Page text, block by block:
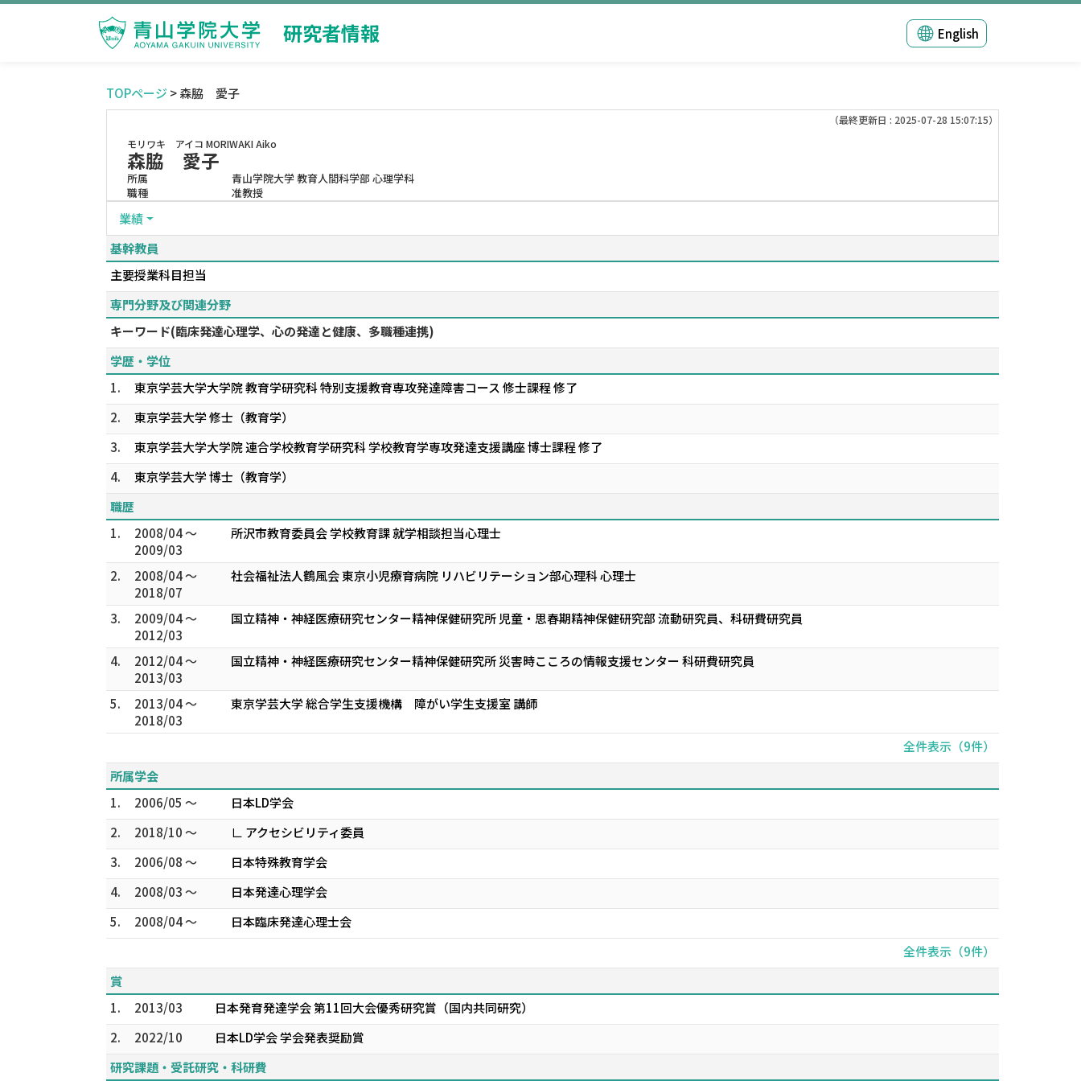
研究者情報 English
TOPページ > 森脇 愛子
（最終更新日 : 2025-07-28 15:07:15）
モリワキ アイコ MORIWAKI Aiko
森脇 愛子
所属
青山学院大学 教育人間科学部 心理学科
職種
准教授
業績
基幹教員
主要授業科目担当
専門分野及び関連分野
キーワード(臨床発達心理学、心の発達と健康、多職種連携)
学歴・学位
1.
東京学芸大学大学院 教育学研究科 特別支援教育専攻発達障害コース 修士課程 修了
2.
東京学芸大学 修士（教育学）
3.
東京学芸大学大学院 連合学校教育学研究科 学校教育学専攻発達支援講座 博士課程 修了
4.
東京学芸大学 博士（教育学）
職歴
1.
2008/04 ～
2009/03
所沢市教育委員会 学校教育課 就学相談担当心理士
2.
2008/04 ～
2018/07
社会福祉法人鶴風会 東京小児療育病院 リハビリテーション部心理科 心理士
3.
2009/04 ～
2012/03
国立精神・神経医療研究センター精神保健研究所 児童・思春期精神保健研究部 流動研究員、科研費研究員
4.
2012/04 ～
2013/03
国立精神・神経医療研究センター精神保健研究所 災害時こころの情報支援センター 科研費研究員
5.
2013/04 ～
2018/03
東京学芸大学 総合学生支援機構 障がい学生支援室 講師
全件表示（9件）
所属学会
1.
2006/05 ～
日本LD学会
2.
2018/10 ～
∟ アクセシビリティ委員
3.
2006/08 ～
日本特殊教育学会
4.
2008/03 ～
日本発達心理学会
5.
2008/04 ～
日本臨床発達心理士会
全件表示（9件）
賞
1.
2013/03
日本発育発達学会 第11回大会優秀研究賞（国内共同研究）
2.
2022/10
日本LD学会 学会発表奨励賞
研究課題・受託研究・科研費